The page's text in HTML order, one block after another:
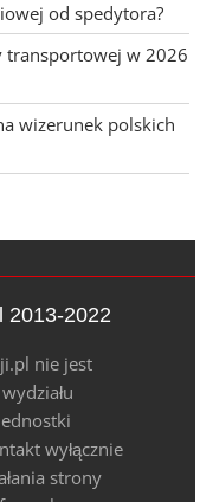
od spedytora?
transportowej w 2026
wizerunek polskich
2013-2022
nie jest
wyłącznie
strony